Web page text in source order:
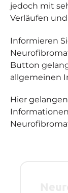
jedoch mit
Verläufen
Informieren
Button
allgemeinen
Hier